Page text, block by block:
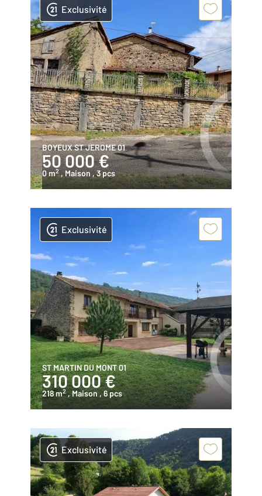
Exclusivité
BOYEUX ST JEROME 01
50 000 €
0 m2 , Maison, 3 pcs
Exclusivité
ST MARTIN DU MONT 01
310 000 €
218 m2 , Maison , 6 pcs
Exclusivité